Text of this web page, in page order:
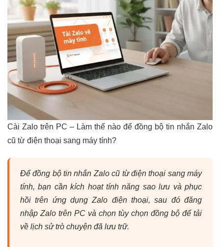
Cài Zalo trên PC – Làm thế nào để đồng bộ tin nhắn Zalo
cũ từ điện thoại sang máy tính?
Để đồng bộ tin nhắn Zalo cũ từ điện thoại sang máy
tính, bạn cần kích hoạt tính năng sao lưu và phục
hồi trên ứng dụng Zalo điện thoại, sau đó đăng
nhập Zalo trên PC và chọn tùy chọn đồng bộ để tải
về lịch sử trò chuyện đã lưu trữ.